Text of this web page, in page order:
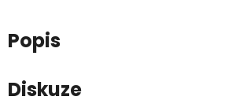
Popis
Diskuze